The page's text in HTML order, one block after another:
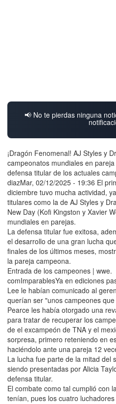
📢 No te pierdas ninguna
¡Dragón Fenomenal! AJ Styles y
campeonatos mundiales en
defensa titular de los actuales
diazMar, 02/12/2025 - 19:36 El
diciembre tuvo mucha actividad,
titulares como la de AJ Styles y
New Day (Kofi Kingston y Xavier
mundiales en parejas.
La defensa titular fue exitosa,
el desarrollo de una gran lucha
finales de los últimos meses,
la pareja campeona.
Entrada de los campeones | wwe.
comImparablesYa en ediciones
Lee le habían comunicado al
querían ser "unos campeones
Pearce les había otorgado una
para tratar de recuperar los
de el excampeón de TNA y el
sorpresa, primero reteniendo en
haciéndolo ante una pareja 12
La lucha fue parte de la mitad del
siendo presentadas por Alicia
defensa titular.
El combate como tal cumplió con
tenían, pues los cuatro